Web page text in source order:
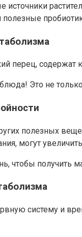
полезные
перец,
Это не
полезных
могут
чтобы получить
систему и